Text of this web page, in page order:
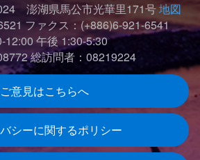
澎湖県馬公市光華里171号地図
ファクス：(+886)6-921-6541
12:00 午後 1:30-5:30
総訪問者：08219224
ご意見はこちらへ
シーに関するポリシー